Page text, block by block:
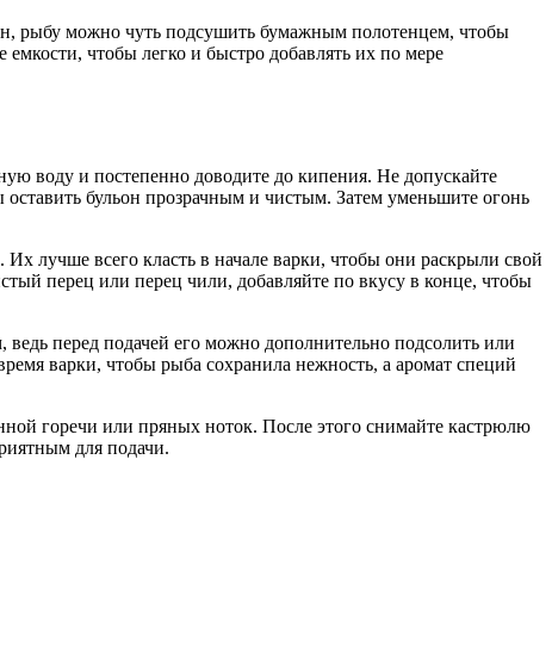
рыбу можно чуть подсушить бумажным полотенцем, чтобы
чтобы легко и быстро добавлять их по мере
воду и постепенно доводите до кипения. Не допускайте
оставить бульон прозрачным и чистым. Затем уменьшите огонь
лучше всего класть в начале варки, чтобы они раскрыли свой
перец или перец чили, добавляйте по вкусу в конце, чтобы
перед подачей его можно дополнительно подсолить или
варки, чтобы рыба сохранила нежность, а аромат специй
горечи или пряных ноток. После этого снимайте кастрюлю
для подачи.